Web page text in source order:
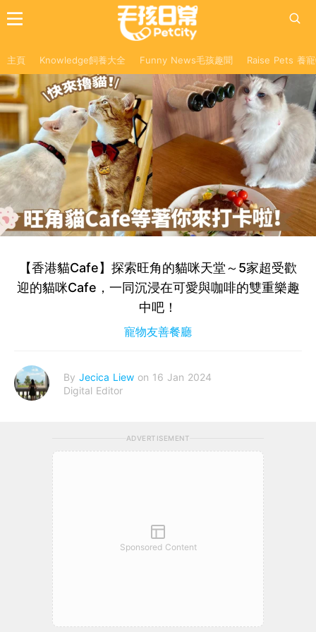
主頁 Knowledge飼養大全 Funny News毛孩趣聞 Raise Pets 養
【香港貓Cafe】探索旺角的貓咪天堂～5家超受歡
迎的貓咪Cafe，一同沉浸在可愛與咖啡的雙重樂趣
中吧！
寵物友善餐廳
By Jecica Liew on 16 Jan 2024
Digital Editor
ADVERTISEMENT
Sponsored Content